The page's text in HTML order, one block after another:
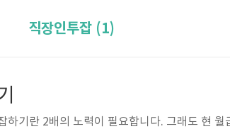
직장인투잡 (1)
하기란 2배의 노력이 필요합니다. 그래도 현 월